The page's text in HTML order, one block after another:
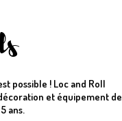
possible ! Loc and Roll
et équipement de
ans.